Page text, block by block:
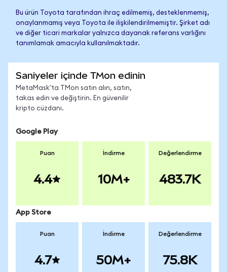
Bu ürün Toyota tarafından ihraç edilmemiş, desteklenmemiş,
onaylanmamış veya Toyota ile ilişkilendirilmemiştir. Şirket adı
ve diğer ticari markalar yalnızca dayanak referans varlığını
tanımlamak amacıyla kullanılmaktadır.
Saniyeler içinde TMon edinin
MetaMask'ta TMon satın alın, satın,
takas edin ve değiştirin. En güvenilir
kripto cüzdanı.
Google Play
Puan
4.4
İndirme
10M+
Değerlendirme
483.7K
App Store
Puan
4.7
İndirme
50M+
Değerlendirme
75.8K